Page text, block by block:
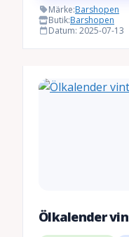
Märke:Barshopen
Butik:Barshopen
Datum: 2025-07-13
Ölkalender